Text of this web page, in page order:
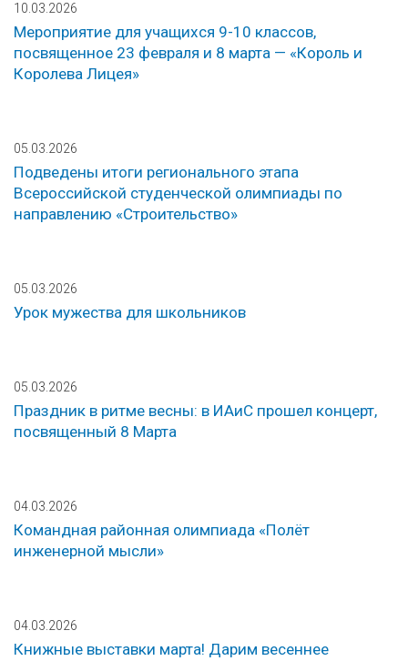
10.03.2026
Мероприятие для учащихся 9-10 классов,
посвященное 23 февраля и 8 марта — «Король и
Королева Лицея»
05.03.2026
Подведены итоги регионального этапа
Всероссийской студенческой олимпиады по
направлению «Строительство»
05.03.2026
Урок мужества для школьников
05.03.2026
Праздник в ритме весны: в ИАиС прошел концерт,
посвященный 8 Марта
04.03.2026
Командная районная олимпиада «Полёт
инженерной мысли»
04.03.2026
Книжные выставки марта! Дарим весеннее